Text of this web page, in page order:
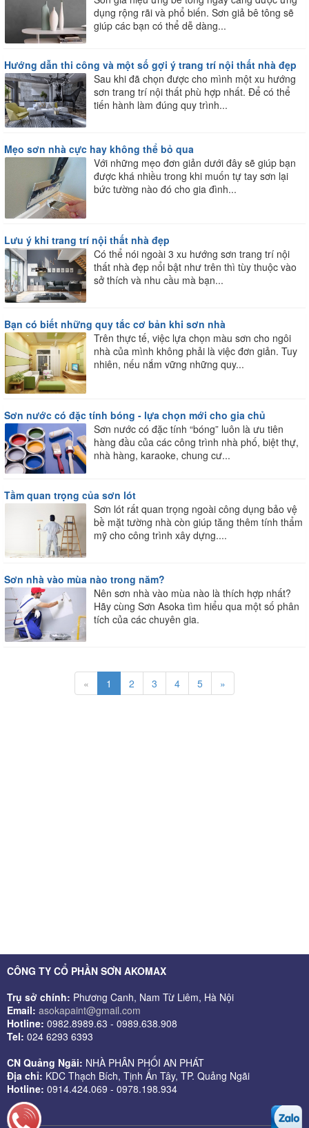
dụng rộng rãi và phổ biến. Sơn giả bê tông sẽ
giúp các bạn có thể dễ dàng...
Hướng dẫn thi công và một số gợi ý trang trí nội thất nhà đẹp
Sau khi đã chọn được cho mình một xu hướng
sơn trang trí nội thất phù hợp nhất. Để có thể
tiến hành làm đúng quy trình...
Mẹo sơn nhà cực hay không thể bỏ qua
Với những mẹo đơn giản dưới đây sẽ giúp bạn
được khá nhiều trong khi muốn tự tay sơn lại
bức tường nào đó cho gia đình...
Lưu ý khi trang trí nội thất nhà đẹp
Có thể nói ngoài 3 xu hướng sơn trang trí nội
thất nhà đẹp nổi bật như trên thì tùy thuộc vào
sở thích và nhu cầu mà bạn...
Bạn có biết những quy tắc cơ bản khi sơn nhà
Trên thực tế, việc lựa chọn màu sơn cho ngôi
nhà của mình không phải là việc đơn giản. Tuy
nhiên, nếu nắm vững những quy...
Sơn nước có đặc tính bóng - lựa chọn mới cho gia chủ
Sơn nước có đặc tính “bóng” luôn là ưu tiên
hàng đầu của các công trình nhà phố, biệt thự,
nhà hàng, karaoke, chung cư...
Tầm quan trọng của sơn lót
Sơn lót rất quan trọng ngoài công dụng bảo vệ
bề mặt tường nhà còn giúp tăng thêm tính thẩm
mỹ cho công trình xây dựng....
Sơn nhà vào mùa nào trong năm?
Nên sơn nhà vào mùa nào là thích hợp nhất?
Hãy cùng Sơn Asoka tìm hiểu qua một số phân
tích của các chuyên gia.
« 1 2 3 4 5 »
CÔNG TY CỔ PHẦN SƠN AKOMAX
Trụ sở chính: Phương Canh, Nam Từ Liêm, Hà Nội
Email: asokapaint@gmail.com
Hotline: 0982.8989.63 - 0989.638.908
Tel: 024 6293 6393
CN Quảng Ngãi: NHÀ PHÂN PHỐI AN PHÁT
Địa chỉ: KDC Thạch Bích, Tịnh Ấn Tây, TP. Quảng Ngãi
Hotline: 0914.424.069 - 0978.198.934